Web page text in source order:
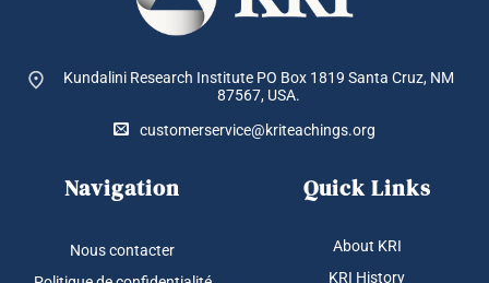
Kundalini Research Institute PO Box 1819 Santa Cruz, NM
87567, USA.
customerservice@kriteachings.org
Navigation
Nous contacter
Quick Links
About KRI
KRI History